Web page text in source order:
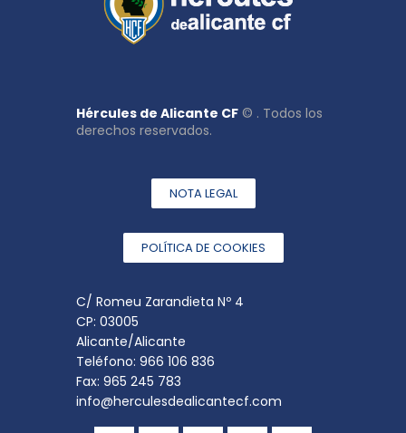
Hércules de Alicante CF © . Todos los
derechos reservados.
NOTA LEGAL
POLÍTICA DE COOKIES
C/ Romeu Zarandieta Nº 4
CP: 03005
Alicante/Alicante
Teléfono: 966 106 836
Fax: 965 245 783
info@herculesdealicantecf.com